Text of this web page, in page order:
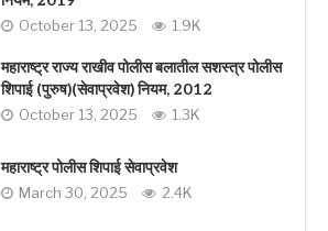
October 13, 2025 1.9K
महाराष्ट्र राज्य राखीव पोलीस बलातील सशस्त्र पोलीस
शिपाई (पुरुष)(सेवाप्रवेश) नियम, 2012
October 13, 2025 1.3K
महाराष्ट्र पोलीस शिपाई सेवाप्रवेश
March 30, 2025 2.4K